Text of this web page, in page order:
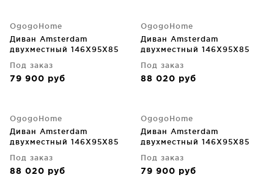
OgogoHome
Диван Amsterdam
двухместный 146X95X85
Под заказ
79 900 руб
OgogoHome
Диван Amsterdam
двухместный 146X95X85
Под заказ
88 020 руб
OgogoHome
Диван Amsterdam
двухместный 146X95X85
Под заказ
88 020 руб
OgogoHome
Диван Amsterdam
двухместный 146X95X85
Под заказ
79 900 руб